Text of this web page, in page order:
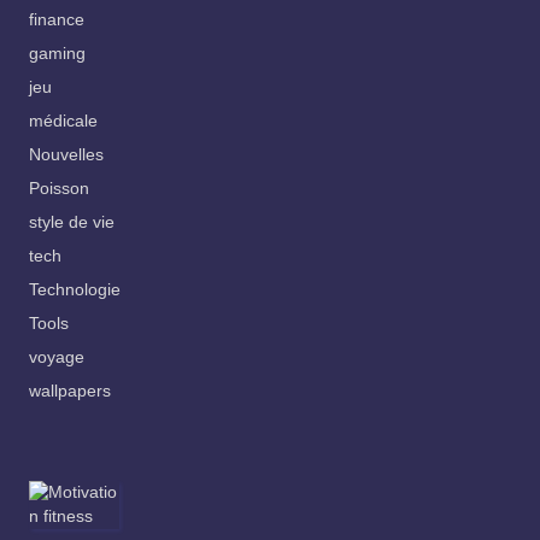
finance
gaming
jeu
médicale
Nouvelles
Poisson
style de vie
tech
Technologie
Tools
voyage
wallpapers